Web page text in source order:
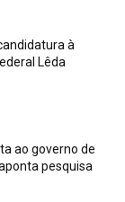
à
Lêda
ao governo de
pesquisa